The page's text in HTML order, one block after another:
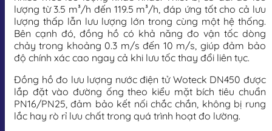
lượng từ 3.5 m³/h đến 119.5 m³/h, đáp ứng tốt cho cả lưu
lượng thấp lẫn lưu lượng lớn trong cùng một hệ thống.
Bên cạnh đó, đồng hồ có khả năng đo vận tốc dòng
chảy trong khoảng 0.3 m/s đến 10 m/s, giúp đảm bảo
độ chính xác cao ngay cả khi lưu tốc thay đổi liên tục.
Đồng hồ đo lưu lượng nước điện tử Woteck DN450 được
lắp đặt vào đường ống theo kiểu mặt bích tiêu chuẩn
PN16/PN25, đảm bảo kết nối chắc chắn, không bị rung
lắc hay rò rỉ lưu chất trong quá trình hoạt đo lường.